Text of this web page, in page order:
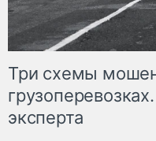
Три схемы
эксперта